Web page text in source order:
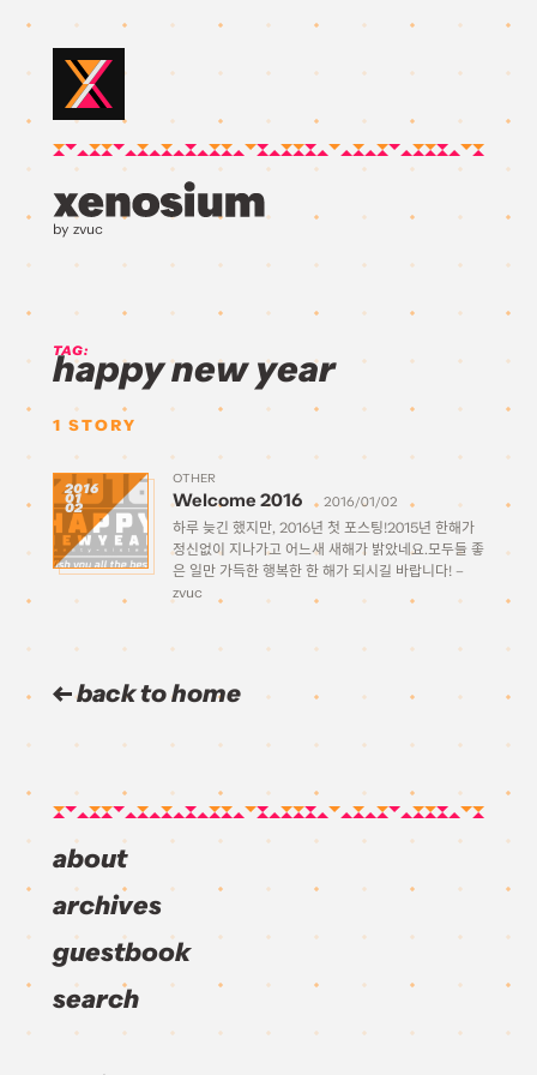
by zvuc
TAG:
happy new year
1 STORY
2016
01
02
OTHER
Welcome 2016
2016/01/02
하루 늦긴 했지만, 2016년 첫 포스팅!2015년 한해가
정신없이 지나가고 어느새 새해가 밝았네요.모두들 좋
은 일만 가득한 행복한 한 해가 되시길 바랍니다! –
zvuc
back to home
about
archives
guestbook
search